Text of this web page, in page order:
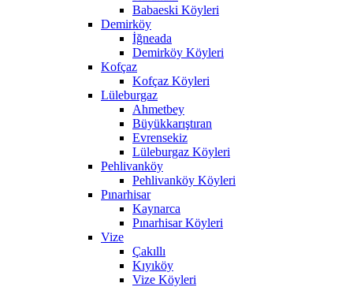
Babaeski Köyleri
Demirköy
İğneada
Demirköy Köyleri
Kofçaz
Kofçaz Köyleri
Lüleburgaz
Ahmetbey
Büyükkarıştıran
Evrensekiz
Lüleburgaz Köyleri
Pehlivanköy
Pehlivanköy Köyleri
Pınarhisar
Kaynarca
Pınarhisar Köyleri
Vize
Çakıllı
Kıyıköy
Vize Köyleri